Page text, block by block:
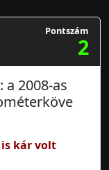
Pontszám
2
: a 2008-as
is kár volt